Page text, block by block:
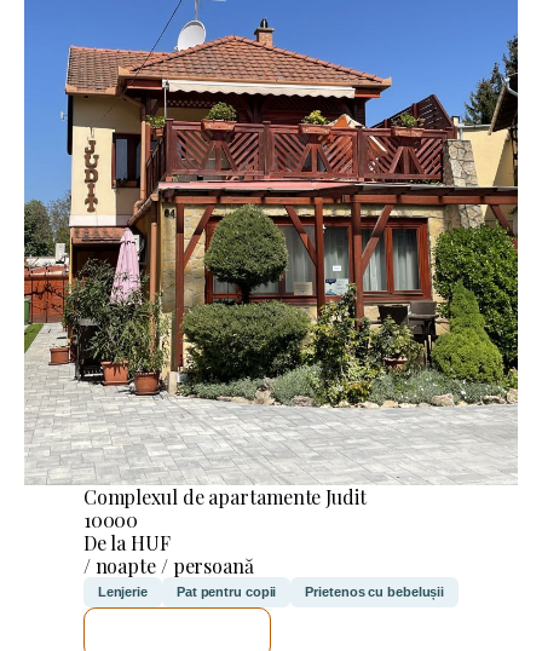
Complexul de apartamente Judit
10000
De la HUF
/ noapte / persoană
Lenjerie Pat pentru copii Prietenos cu bebelușii